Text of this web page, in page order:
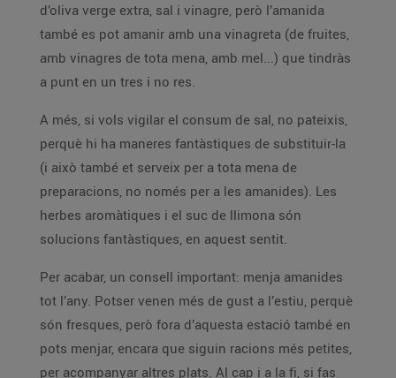
d’oliva verge extra, sal i vinagre, però l’amanida
també es pot amanir amb una vinagreta (de fruites,
amb vinagres de tota mena, amb mel...) que tindràs
a punt en un tres i no res.
A més, si vols vigilar el consum de sal, no pateixis,
perquè hi ha maneres fantàstiques de substituir-la
(i això també et serveix per a tota mena de
preparacions, no només per a les amanides). Les
herbes aromàtiques i el suc de llimona són
solucions fantàstiques, en aquest sentit.
Per acabar, un consell important: menja amanides
tot l’any. Potser venen més de gust a l’estiu, perquè
són fresques, però fora d’aquesta estació també en
pots menjar, encara que siguin racions més petites,
per acompanyar altres plats. Al cap i a la fi, si fas